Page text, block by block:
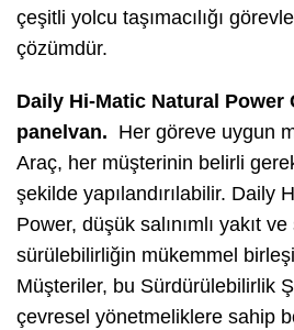
çeşitli yolcu taşımacılığı
çözümdür.
Daily Hi-Matic Natural Power
panelvan. Her göreve uygun
Araç, her müşterinin belirli
şekilde yapılandırılabilir. Daily
Power, düşük salınımlı yakıt
sürülebilirliğin mükemmel
Müşteriler, bu Sürdürülebilirlik
çevresel yönetmeliklere sahip